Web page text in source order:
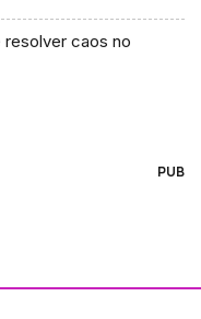
caos no
PUB